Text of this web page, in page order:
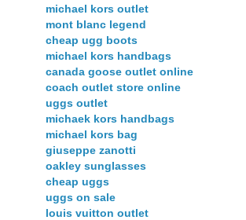
michael kors outlet
mont blanc legend
cheap ugg boots
michael kors handbags
canada goose outlet online
coach outlet store online
uggs outlet
michaek kors handbags
michael kors bag
giuseppe zanotti
oakley sunglasses
cheap uggs
uggs on sale
louis vuitton outlet